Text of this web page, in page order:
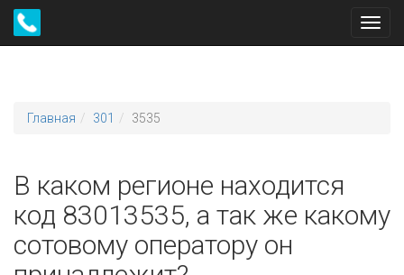
Главная 301 3535
В каком регионе находится
код 83013535, а так же какому
сотовому оператору он